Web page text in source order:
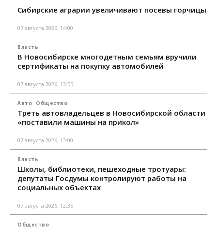
Сибирские аграрии увеличивают посевы горчицы
07 августа 2026, 14:00
Власть
В Новосибирске многодетным семьям вручили
сертификаты на покупку автомобилей
07 августа 2026, 13:55
Авто Общество
Треть автовладельцев в Новосибирской области
«поставили машины на прикол»
07 августа 2026, 13:00
Власть
Школы, библиотеки, пешеходные тротуары:
депутаты Госдумы контролируют работы на
социальных объектах
07 августа 2026, 12:35
Общество